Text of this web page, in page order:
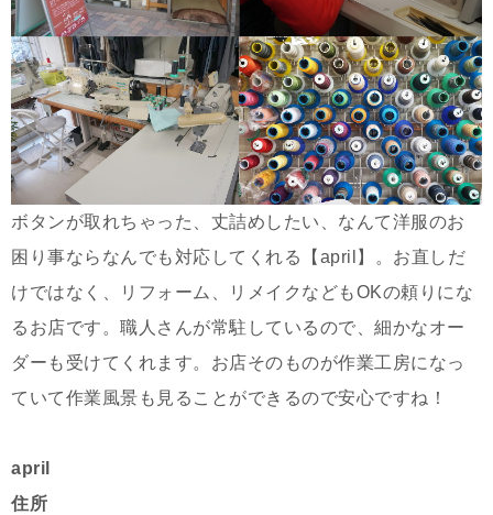
ボタンが取れちゃった、丈詰めしたい、なんて洋服のお
困り事ならなんでも対応してくれる【april】。お直しだ
けではなく、リフォーム、リメイクなどもOKの頼りにな
るお店です。職人さんが常駐しているので、細かなオー
ダーも受けてくれます。お店そのものが作業工房になっ
ていて作業風景も見ることができるので安心ですね！
april
住所